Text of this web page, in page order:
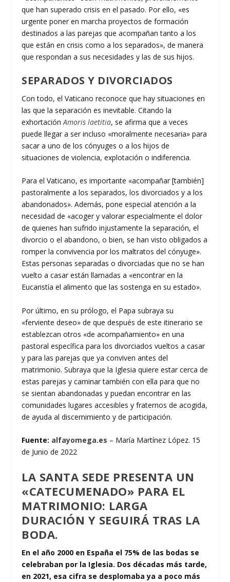
que han superado crisis en el pasado. Por ello, «es
urgente poner en marcha proyectos de formación
destinados a las parejas que acompañan tanto a los
que están en crisis como a los separados», de manera
que respondan a sus necesidades y las de sus hijos.
SEPARADOS Y DIVORCIADOS
Con todo, el Vaticano reconoce que hay situaciones en
las que la separación es inevitable. Citando la
exhortaciónAmoris laetitia, se afirma que a veces
puede llegar a ser incluso «moralmente necesaria» para
sacar a uno de los cónyuges o a los hijos de
situaciones de violencia, explotación o indiferencia.
Para el Vaticano, es importante «acompañar [también]
pastoralmente a los separados, los divorciados y a los
abandonados». Además, pone especial atención a la
necesidad de «acoger y valorar especialmente el dolor
de quienes han sufrido injustamente la separación, el
divorcio o el abandono, o bien, se han visto obligados a
romper la convivencia por los maltratos del cónyuge».
Estas personas separadas o divorciadas que no se han
vuelto a casar están llamadas a «encontrar en la
Eucaristía el alimento que las sostenga en su estado».
Por último, en su prólogo, el Papa subraya su
«ferviente deseo» de que después de este itinerario se
establezcan otros «de acompañamiento» en una
pastoral específica para los divorciados vueltos a casar
y para las parejas que ya conviven antes del
matrimonio. Subraya que la Iglesia quiere estar cerca de
estas parejas y caminar también con ella para que no
se sientan abandonadas y puedan encontrar en las
comunidades lugares accesibles y fraternos de acogida,
de ayuda al discernimiento y de participación.
Fuente: alfayomega.es – María Martínez López. 15
de Junio de 2022
LA SANTA SEDE PRESENTA UN
«CATECUMENADO» PARA EL
MATRIMONIO: LARGA
DURACIÓN Y SEGUIRÁ TRAS LA
BODA.
En el año 2000 en España el 75% de las bodas se
celebraban por la Iglesia. Dos décadas más tarde,
en 2021, esa cifra se desplomaba ya a poco más